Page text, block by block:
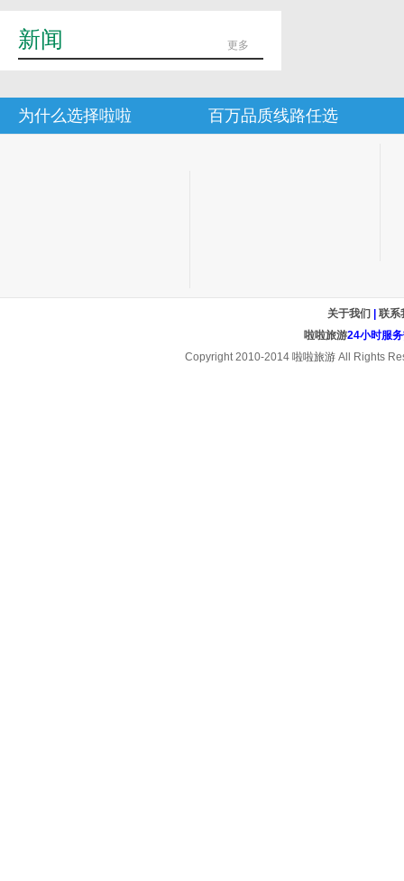
新闻 更多
为什么选择啦啦 百万品质线路任选
关于我们
联系
啦啦旅游24小时服
Copyright 2010-2014 啦啦旅游All Rights